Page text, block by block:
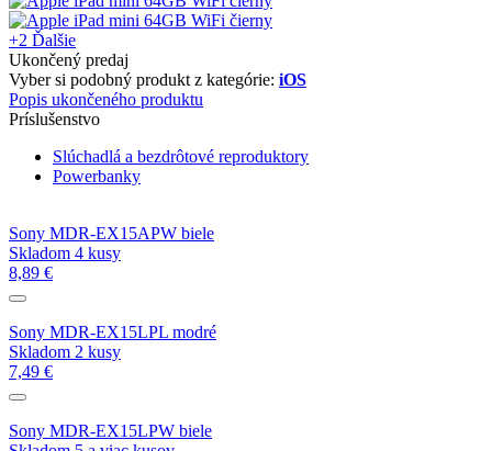
+2 Ďalšie
Ukončený predaj
Vyber si podobný produkt z kategórie: iOS
Popis ukončeného produktu
Príslušenstvo
Slúchadlá a bezdrôtové reproduktory
Powerbanky
Sony MDR-EX15APW biele
Skladom 4 kusy
8,89 €
Sony MDR-EX15LPL modré
Skladom 2 kusy
7,49 €
Sony MDR-EX15LPW biele